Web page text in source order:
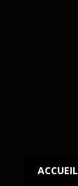
ACCUEIL